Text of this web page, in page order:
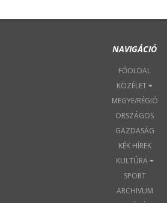
NAVIGÁCIÓ
FŐOLDAL
KÖZÉLET
MEGYE/RÉGIÓ
ORSZÁGOS
GAZDASÁG
KÉK HÍREK
KULTÚRA
SPORT
ARCHIVUM